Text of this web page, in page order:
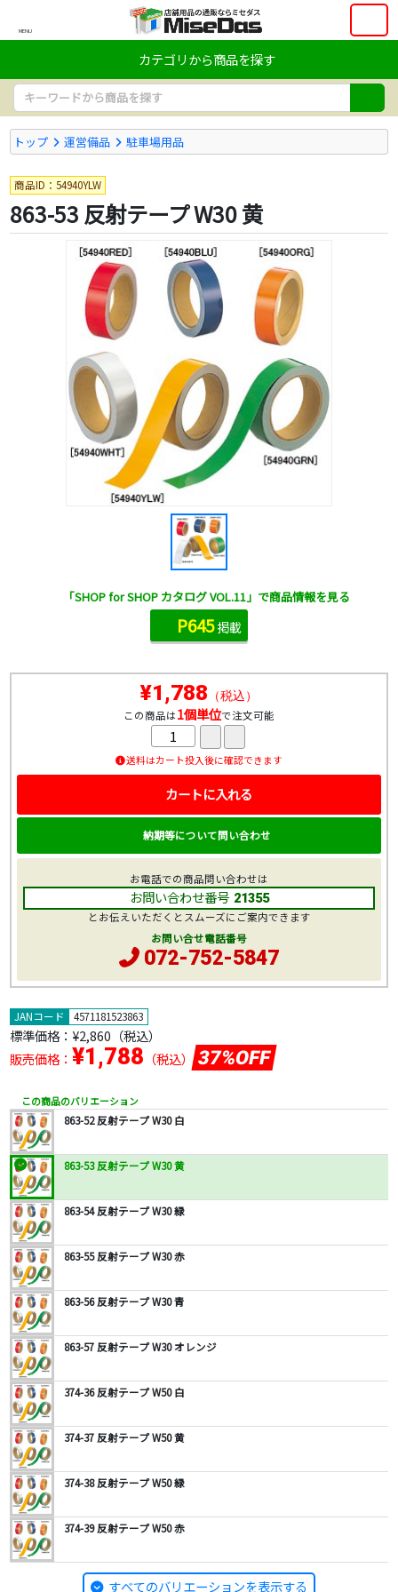
MENU
カテゴリから商品を探す
トップ 運営備品 駐車場用品
商品ID：54940YLW
863-53 反射テープ W30 黄
JANコード 4571181523863
標準価格： ¥2,860 （税込）
販売価格： ¥1,788 （税込） 37%OFF
この商品のバリエーション
863-52 反射テープ W30 白
863-53 反射テープ W30 黄
863-54 反射テープ W30 緑
863-55 反射テープ W30 赤
863-56 反射テープ W30 青
863-57 反射テープ W30 オレンジ
374-36 反射テープ W50 白
374-37 反射テープ W50 黄
374-38 反射テープ W50 緑
374-39 反射テープ W50 赤
すべてのバリエーションを表示する
¥1,788 （税込）
この商品は1個単位で注文可能
送料はカート投入後に確認できます
カートに入れる
納期等について問い合わせ
お電話での商品問い合わせは
お問い合わせ番号 21355
とお伝えいただくとスムーズにご案内できます
お問い合せ電話番号
072-752-5847
「SHOP for SHOP カタログ VOL.11」で商品情報を見る
P645掲載